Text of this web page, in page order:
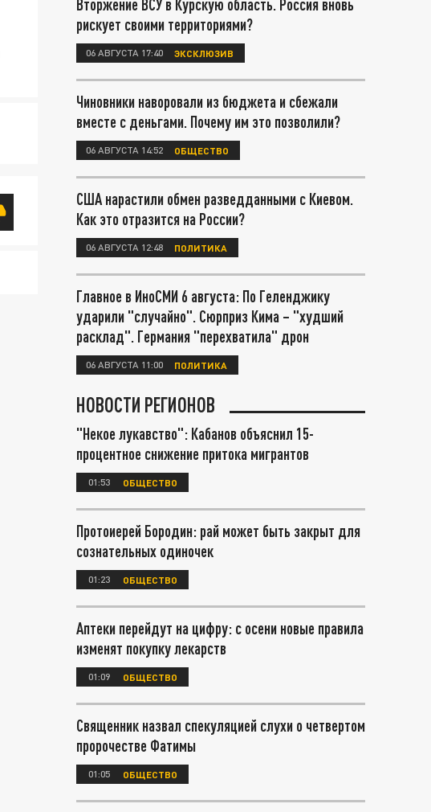
Вторжение ВСУ в Курскую область. Россия вновь
рискует своими территориями?
06 АВГУСТА 17:40 ЭКСКЛЮЗИВ
Чиновники наворовали из бюджета и сбежали
вместе с деньгами. Почему им это позволили?
06 АВГУСТА 14:52 ОБЩЕСТВО
США нарастили обмен разведданными с Киевом.
Как это отразится на России?
06 АВГУСТА 12:48 ПОЛИТИКА
Главное в ИноСМИ 6 августа: По Геленджику
ударили "случайно". Сюрприз Кима – "худший
расклад". Германия "перехватила" дрон
06 АВГУСТА 11:00 ПОЛИТИКА
НОВОСТИ РЕГИОНОВ
"Некое лукавство": Кабанов объяснил 15-
процентное снижение притока мигрантов
01:53 ОБЩЕСТВО
Протоиерей Бородин: рай может быть закрыт для
сознательных одиночек
01:23 ОБЩЕСТВО
Аптеки перейдут на цифру: с осени новые правила
изменят покупку лекарств
01:09 ОБЩЕСТВО
Священник назвал спекуляцией слухи о четвертом
пророчестве Фатимы
01:05 ОБЩЕСТВО